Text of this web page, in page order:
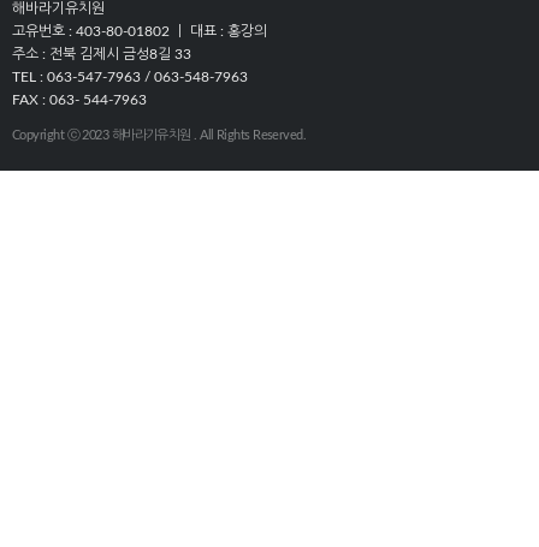
해바라기유치원
고유번호 : 403-80-01802 ㅣ 대표 : 홍강의
주소 : 전북 김제시 금성8길 33
TEL : 063-547-7963 / 063-548-7963
FAX : 063- 544-7963
Copyright ⓒ 2023 해바라기유치원 . All Rights Reserved.